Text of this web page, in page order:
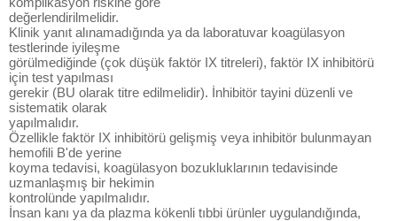
değerlendirilmelidir.
Klinik yanıt alınamadığında ya da laboratuvar koagülasyon
testlerinde iyileşme
görülmediğinde (çok düşük faktör IX titreleri), faktör IX inhibitörü
için test yapılması
gerekir (BU olarak titre edilmelidir). İnhibitör tayini düzenli ve
sistematik olarak
yapılmalıdır.
Özellikle faktör IX inhibitörü gelişmiş veya inhibitör bulunmayan
hemofili B'de yerine
koyma tedavisi, koagülasyon bozukluklarının tedavisinde
uzmanlaşmış bir hekimin
kontrolünde yapılmalıdır.
İnsan kanı ya da plazma kökenli tıbbi ürünler uygulandığında,